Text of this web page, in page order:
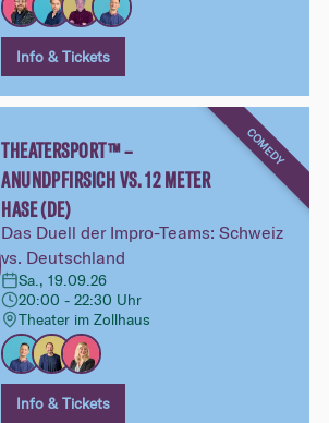
Info & Tickets
COMEDY
THEATERSPORT™ –
ANUNDPFIRSICH VS. 12 METER
HASE (DE)
Das Duell der Impro-Teams: Schweiz
vs. Deutschland
Sa., 19.09.26
20:00 - 22:30 Uhr
Theater im Zollhaus
Info & Tickets